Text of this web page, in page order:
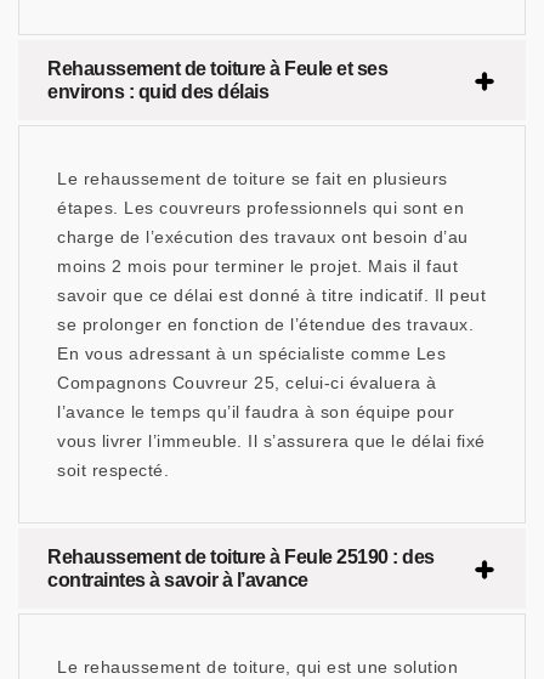
Rehaussement de toiture à Feule et ses
environs : quid des délais
Le rehaussement de toiture se fait en plusieurs
étapes. Les couvreurs professionnels qui sont en
charge de l’exécution des travaux ont besoin d’au
moins 2 mois pour terminer le projet. Mais il faut
savoir que ce délai est donné à titre indicatif. Il peut
se prolonger en fonction de l’étendue des travaux.
En vous adressant à un spécialiste comme Les
Compagnons Couvreur 25, celui-ci évaluera à
l’avance le temps qu’il faudra à son équipe pour
vous livrer l’immeuble. Il s’assurera que le délai fixé
soit respecté.
Rehaussement de toiture à Feule 25190 : des
contraintes à savoir à l’avance
Le rehaussement de toiture, qui est une solution